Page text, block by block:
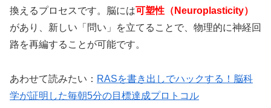
換えるプロセスです。脳には可塑性（Neuroplasticity）
があり、新しい「問い」を立てることで、物理的に神経回
路を再編することが可能です。
あわせて読みたい： RASを書き出しでハックする！脳科
学が証明した毎朝5分の目標達成プロトコル